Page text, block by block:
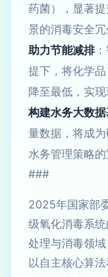
药菌），显著
景的消毒安全冗
助力节能减排
提下，将化学
降至最低，实现
构建水务大数
量数据，将成
水务管理策略的
###
2025年国家部
级氧化消毒系
处理与消毒领
以自主核心算